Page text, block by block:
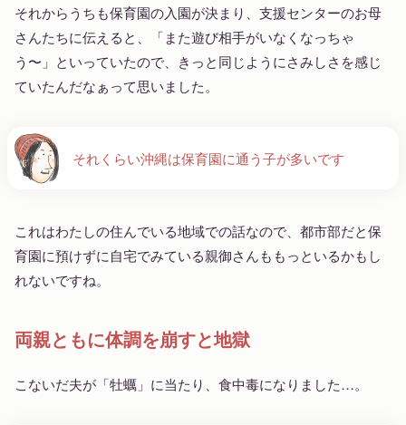
それからうちも保育園の入園が決まり、支援センターのお母
さんたちに伝えると、「また遊び相手がいなくなっちゃ
う〜」といっていたので、きっと同じようにさみしさを感じ
ていたんだなぁって思いました。
それくらい沖縄は保育園に通う子が多いです
これはわたしの住んでいる地域での話なので、都市部だと保
育園に預けずに自宅でみている親御さんももっといるかもし
れないですね。
両親ともに体調を崩すと地獄
こないだ夫が「牡蠣」に当たり、食中毒になりました…。